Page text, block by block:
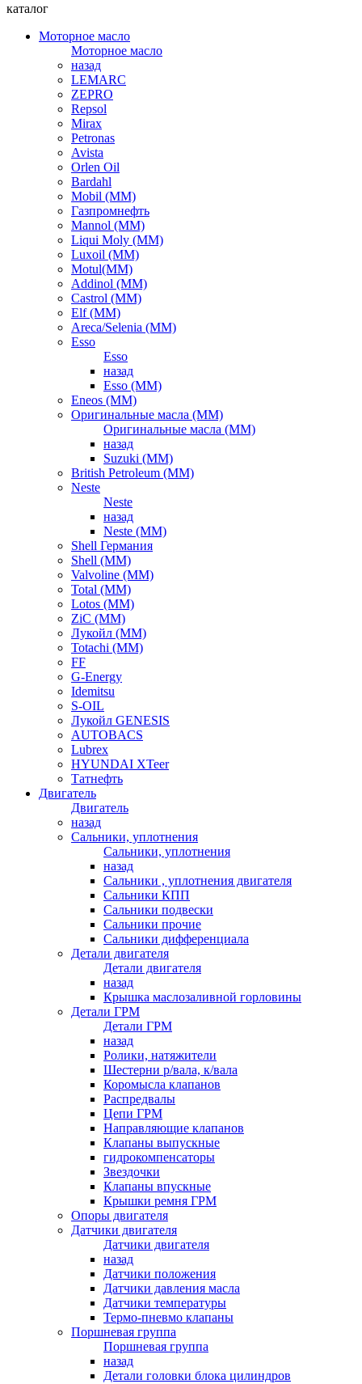
каталог
Моторное масло
Моторное масло
назад
LEMARC
ZEPRO
Repsol
Mirax
Petronas
Avista
Orlen Oil
Bardahl
Mobil (ММ)
Газпромнефть
Mannol (ММ)
Liqui Moly (ММ)
Luxoil (ММ)
Motul(ММ)
Addinol (ММ)
Castrol (ММ)
Elf (ММ)
Areca/Selenia (ММ)
Esso
Esso
назад
Esso (ММ)
Eneos (ММ)
Оригинальные масла (ММ)
Оригинальные масла (ММ)
назад
Suzuki (ММ)
British Petroleum (ММ)
Neste
Neste
назад
Neste (ММ)
Shell Германия
Shell (ММ)
Valvoline (ММ)
Total (ММ)
Lotos (ММ)
ZiC (ММ)
Лукойл (ММ)
Totachi (MM)
FF
G-Energy
Idemitsu
S-OIL
Лукойл GENESIS
AUTOBACS
Lubrex
HYUNDAI XTeer
Татнефть
Двигатель
Двигатель
назад
Сальники, уплотнения
Сальники, уплотнения
назад
Сальники , уплотнения двигателя
Сальники КПП
Сальники подвески
Сальники прочие
Сальники дифференциала
Детали двигателя
Детали двигателя
назад
Крышка маслозаливной горловины
Детали ГРМ
Детали ГРМ
назад
Ролики, натяжители
Шестерни р/вала, к/вала
Коромысла клапанов
Распредвалы
Цепи ГРМ
Направляющие клапанов
Клапаны выпускные
гидрокомпенсаторы
Звездочки
Клапаны впускные
Крышки ремня ГРМ
Опоры двигателя
Датчики двигателя
Датчики двигателя
назад
Датчики положения
Датчики давления масла
Датчики температуры
Термо-пневмо клапаны
Поршневая группа
Поршневая группа
назад
Детали головки блока цилиндров